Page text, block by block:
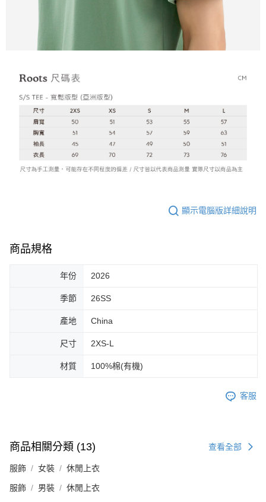
顯示電腦版詳細說明
商品規格
年份 2026
季節 26SS
產地 China
尺寸 2XS-L
材質 100%棉(有機)
客服
商品相關分類 (13) 查看全部
服飾 女裝 休閒上衣
服飾 男裝 休閒上衣